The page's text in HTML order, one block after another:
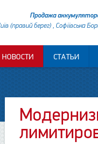
Продажа
(правий берег) , Софіївська
НОВОСТИ СТАТЬИ